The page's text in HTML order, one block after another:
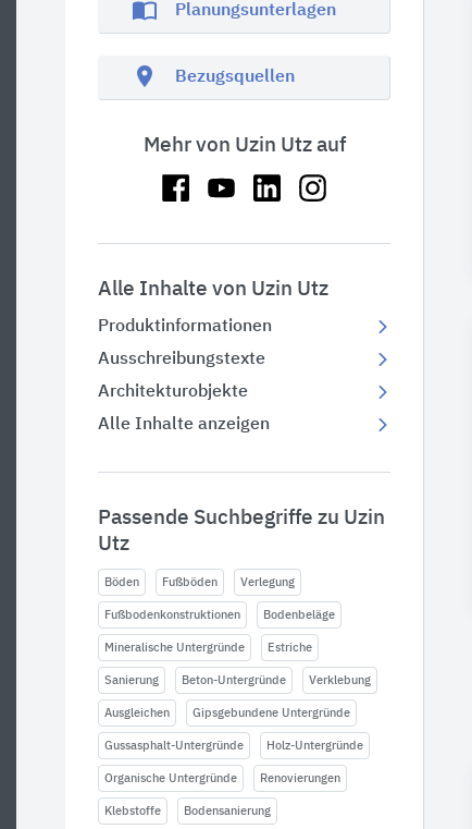
import_contacts Planungsunterlagen
location_on Bezugsquellen
Mehr von Uzin Utz auf
Alle Inhalte von Uzin Utz
Produktinformationen
Ausschreibungstexte
Architekturobjekte
Alle Inhalte anzeigen
Passende Suchbegriffe zu Uzin
Utz
Böden Fußböden Verlegung
Fußbodenkonstruktionen Bodenbeläge
Mineralische Untergründe Estriche
Sanierung Beton-Untergründe Verklebung
Ausgleichen Gipsgebundene Untergründe
Gussasphalt-Untergründe Holz-Untergründe
Organische Untergründe Renovierungen
Klebstoffe Bodensanierung